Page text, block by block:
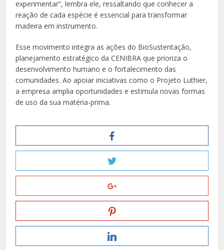
experimentar”, lembra ele, ressaltando que conhecer a
reação de cada espécie é essencial para transformar
madeira em instrumento.
Esse movimento integra as ações do BioSustentação,
planejamento estratégico da CENIBRA que prioriza o
desenvolvimento humano e o fortalecimento das
comunidades. Ao apoiar iniciativas como o Projeto Luthier,
a empresa amplia oportunidades e estimula novas formas
de uso da sua matéria-prima.